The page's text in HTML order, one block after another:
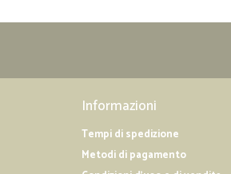
Informazioni
Tempi di spedizione
Metodi di pagamento